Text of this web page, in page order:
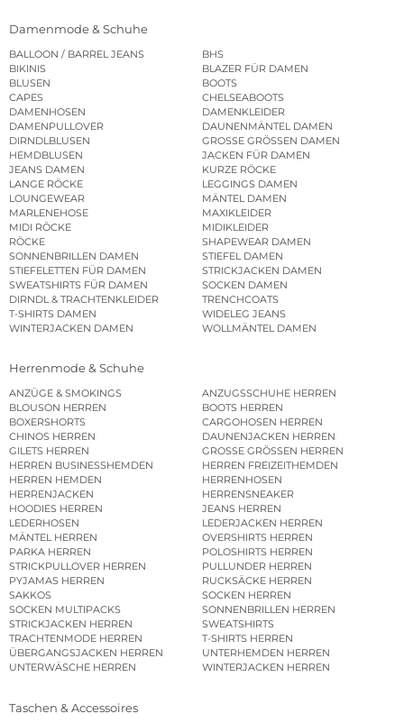
Damenmode & Schuhe
BALLOON / BARREL JEANS
BHS
BIKINIS
BLAZER FÜR DAMEN
BLUSEN
BOOTS
CAPES
CHELSEABOOTS
DAMENHOSEN
DAMENKLEIDER
DAMENPULLOVER
DAUNENMÄNTEL DAMEN
DIRNDLBLUSEN
GROSSE GRÖSSEN DAMEN
HEMDBLUSEN
JACKEN FÜR DAMEN
JEANS DAMEN
KURZE RÖCKE
LANGE RÖCKE
LEGGINGS DAMEN
LOUNGEWEAR
MÄNTEL DAMEN
MARLENEHOSE
MAXIKLEIDER
MIDI RÖCKE
MIDIKLEIDER
RÖCKE
SHAPEWEAR DAMEN
SONNENBRILLEN DAMEN
STIEFEL DAMEN
STIEFELETTEN FÜR DAMEN
STRICKJACKEN DAMEN
SWEATSHIRTS FÜR DAMEN
SOCKEN DAMEN
DIRNDL & TRACHTENKLEIDER
TRENCHCOATS
T-SHIRTS DAMEN
WIDELEG JEANS
WINTERJACKEN DAMEN
WOLLMÄNTEL DAMEN
Herrenmode & Schuhe
ANZÜGE & SMOKINGS
ANZUGSSCHUHE HERREN
BLOUSON HERREN
BOOTS HERREN
BOXERSHORTS
CARGOHOSEN HERREN
CHINOS HERREN
DAUNENJACKEN HERREN
GILETS HERREN
GROSSE GRÖSSEN HERREN
HERREN BUSINESSHEMDEN
HERREN FREIZEITHEMDEN
HERREN HEMDEN
HERRENHOSEN
HERRENJACKEN
HERRENSNEAKER
HOODIES HERREN
JEANS HERREN
LEDERHOSEN
LEDERJACKEN HERREN
MÄNTEL HERREN
OVERSHIRTS HERREN
PARKA HERREN
POLOSHIRTS HERREN
STRICKPULLOVER HERREN
PULLUNDER HERREN
PYJAMAS HERREN
RUCKSÄCKE HERREN
SAKKOS
SOCKEN HERREN
SOCKEN MULTIPACKS
SONNENBRILLEN HERREN
STRICKJACKEN HERREN
SWEATSHIRTS
TRACHTENMODE HERREN
T-SHIRTS HERREN
ÜBERGANGSJACKEN HERREN
UNTERHEMDEN HERREN
UNTERWÄSCHE HERREN
WINTERJACKEN HERREN
Taschen & Accessoires